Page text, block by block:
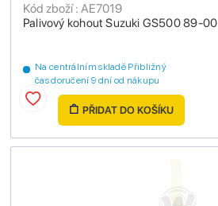
Palivový kohout Suzuki GS500 89-00
Kód zboží : AE7019
Na centrálním skladě Přibližný
čas doručení 9 dní od nákupu
PŘIDAT DO KOŠÍKU